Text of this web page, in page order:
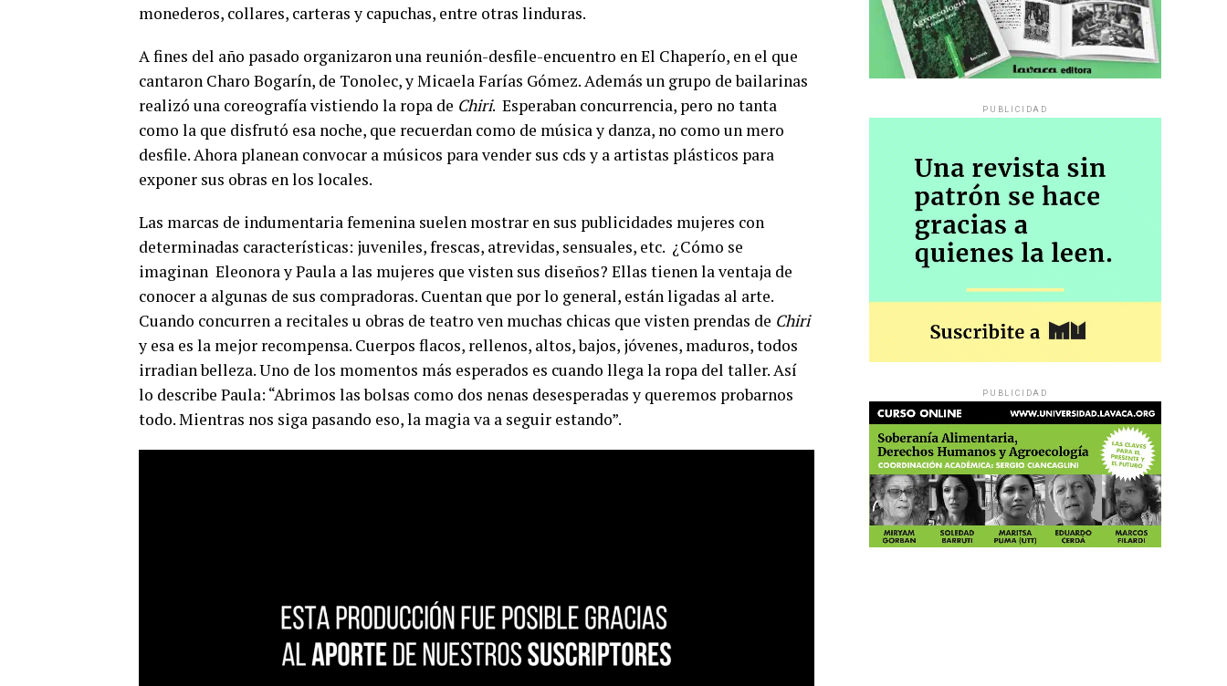
monederos, collares, carteras y capuchas, entre otras linduras.
A fines del año pasado organizaron una reunión-desfile-encuentro en El Chaperío, en el que
cantaron Charo Bogarín, de Tonolec, y Micaela Farías Gómez. Además un grupo de bailarinas
realizó una coreografía vistiendo la ropa de Chiri. Esperaban concurrencia, pero no tanta
como la que disfrutó esa noche, que recuerdan como de música y danza, no como un mero
desfile. Ahora planean convocar a músicos para vender sus cds y a artistas plásticos para
exponer sus obras en los locales.
Las marcas de indumentaria femenina suelen mostrar en sus publicidades mujeres con
determinadas características: juveniles, frescas, atrevidas, sensuales, etc. ¿Cómo se
imaginan Eleonora y Paula a las mujeres que visten sus diseños? Ellas tienen la ventaja de
conocer a algunas de sus compradoras. Cuentan que por lo general, están ligadas al arte.
Cuando concurren a recitales u obras de teatro ven muchas chicas que visten prendas de Chiri
y esa es la mejor recompensa. Cuerpos flacos, rellenos, altos, bajos, jóvenes, maduros, todos
irradian belleza. Uno de los momentos más esperados es cuando llega la ropa del taller. Así
lo describe Paula: “Abrimos las bolsas como dos nenas desesperadas y queremos probarnos
todo. Mientras nos siga pasando eso, la magia va a seguir estando”.
PUBLICIDAD
PUBLICIDAD